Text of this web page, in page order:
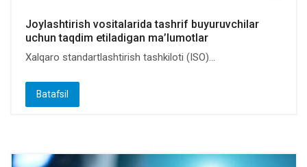
Joylashtirish vositalarida tashrif buyuruvchilar
uchun taqdim etiladigan ma’lumotlar
Xalqaro standartlashtirish tashkiloti (ISO)...
Batafsil